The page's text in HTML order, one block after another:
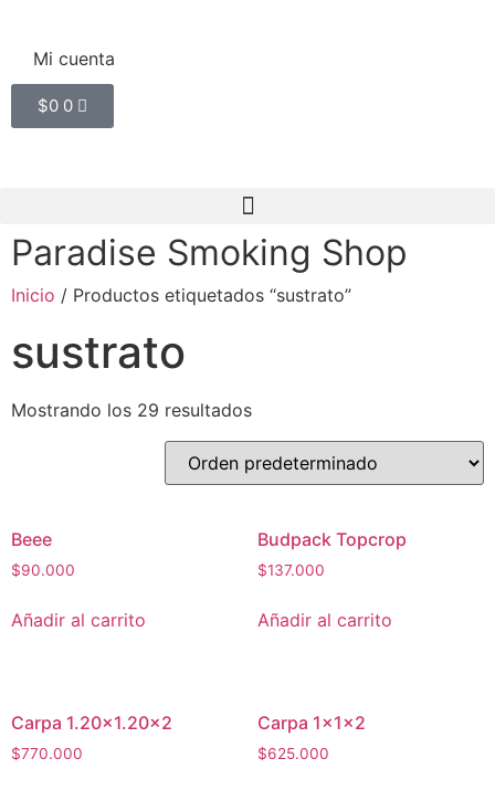
Mi cuenta
$0 0
Paradise Smoking Shop
Inicio / Productos etiquetados “sustrato”
sustrato
Mostrando los 29 resultados
Beee
$90.000
Añadir al carrito
Budpack Topcrop
$137.000
Añadir al carrito
Carpa 1.20×1.20×2
$770.000
Carpa 1x1x2
$625.000